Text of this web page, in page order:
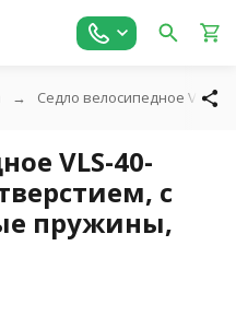
Седло велосипедное VLS-
VLS-40-
с
пружины,